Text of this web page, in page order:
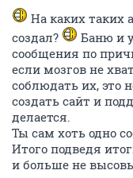
На каких таких
создал?
Баню и
сообщения по
если мозгов не
соблюдать их, это
создать сайт и
делается.
Ты сам хоть одно
Итого подведя
и больше не